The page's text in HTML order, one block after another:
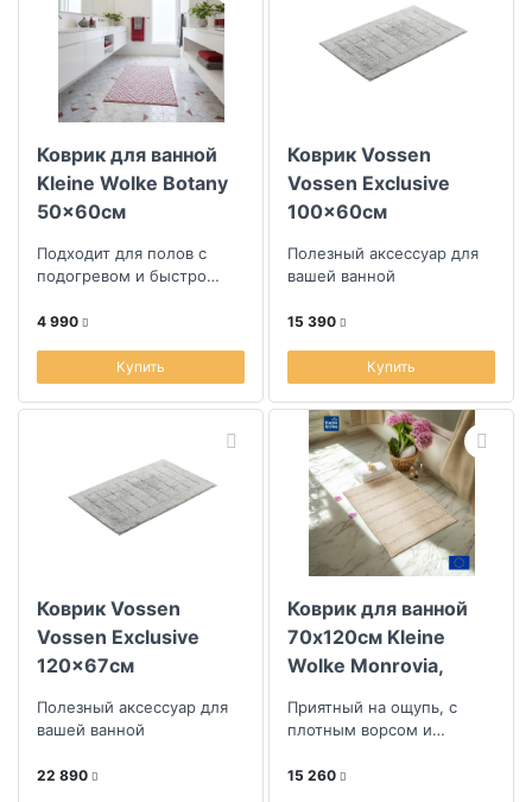
Коврик для ванной
Kleine Wolke Botany
50x60см
Подходит для полов с
подогревом и быстро
4 990
Купить
Коврик Vossen
Vossen Exclusive
100x60см
Полезный аксессуар для
вашей ванной
15 390
Купить
Коврик Vossen
Vossen Exclusive
120x67см
Полезный аксессуар для
вашей ванной
22 890
Коврик для ванной
70x120см Kleine
Wolke Monrovia,
Приятный на ощупь, с
плотным ворсом и
покрытием
15 260